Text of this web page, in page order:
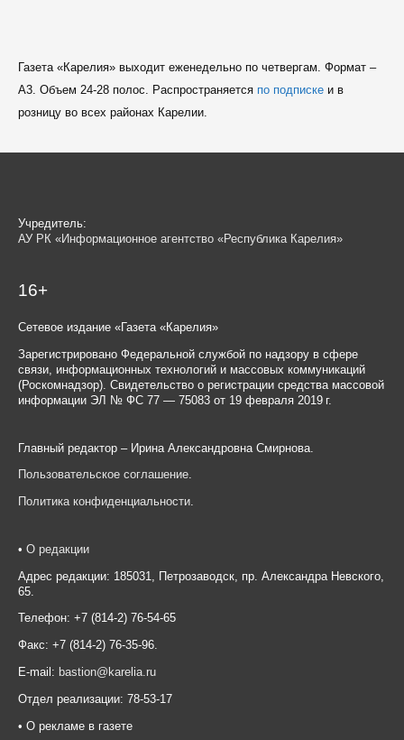
Газета «Карелия» выходит еженедельно по четвергам. Формат –
A3. Объем 24-28 полос. Распространяется по подпискеи в
розницу во всех районах Карелии.
Учредитель:
АУ РК «Информационное агентство «Республика Карелия»
16+
Сетевое издание «Газета «Карелия»
Зарегистрировано Федеральной службой по надзору в сфере
связи, информационных технологий и массовых коммуникаций
(Роскомнадзор). Свидетельство о регистрации средства массовой
информации ЭЛ № ФС 77 — 75083 от 19 февраля 2019 г.
Главный редактор – Ирина Александровна Смирнова.
Пользовательское соглашение.
Политика конфиденциальности.
• О редакции
Адрес редакции: 185031, Петрозаводск, пр. Александра Невского,
65.
Телефон: +7 (814-2) 76-54-65
Факс: +7 (814-2) 76-35-96.
E-mail: bastion@karelia.ru
Отдел реализации: 78-53-17
• О рекламе в газете